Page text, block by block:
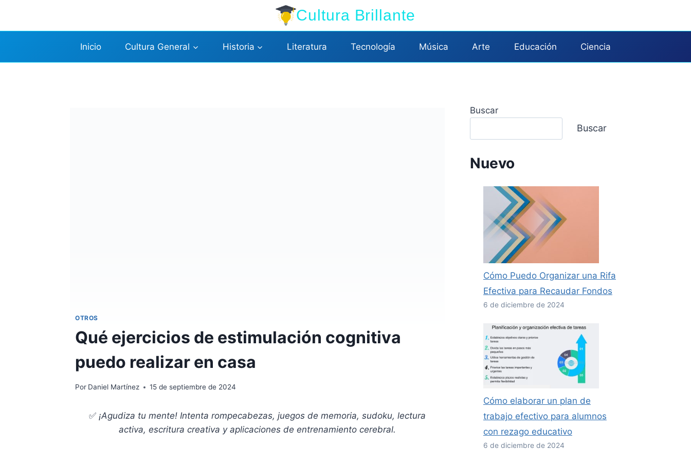
contenido
Cultura Brillante
Inicio Cultura General Historia Literatura Tecnología Música Arte Educación Ciencia
OTROS
Qué ejercicios de estimulación cognitiva
puedo realizar en casa
Por Daniel Martínez 15 de septiembre de 2024
✅ ¡Agudiza tu mente! Intenta rompecabezas, juegos de memoria, sudoku, lectura
activa, escritura creativa y aplicaciones de entrenamiento cerebral.
Buscar
Buscar
Nuevo
Cómo Puedo Organizar una Rifa
Efectiva para Recaudar Fondos
6 de diciembre de 2024
Cómo elaborar un plan de
trabajo efectivo para alumnos
con rezago educativo
6 de diciembre de 2024